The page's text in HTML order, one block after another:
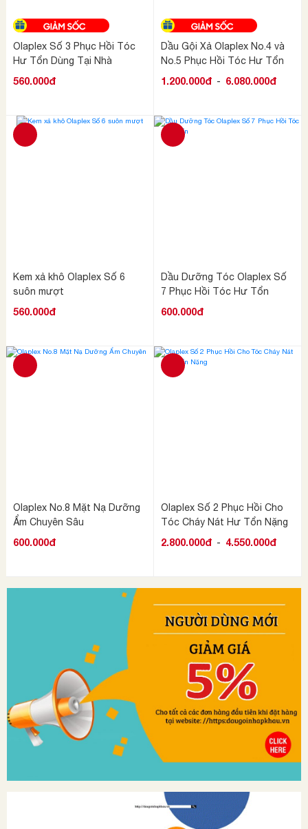
Olaplex Số 3 Phục Hồi Tóc
Hư Tổn Dùng Tại Nhà
560.000đ
Dầu Gội Xả Olaplex No.4 và
No.5 Phục Hồi Tóc Hư Tổn
1.200.000đ - 6.080.000đ
Kem xả khô Olaplex Số 6
suôn mượt
560.000đ
Dầu Dưỡng Tóc Olaplex Số
7 Phục Hồi Tóc Hư Tổn
600.000đ
Olaplex No.8 Mặt Nạ Dưỡng
Ẩm Chuyên Sâu
600.000đ
Olaplex Số 2 Phục Hồi Cho
Tóc Cháy Nát Hư Tổn Nặng
2.800.000đ - 4.550.000đ